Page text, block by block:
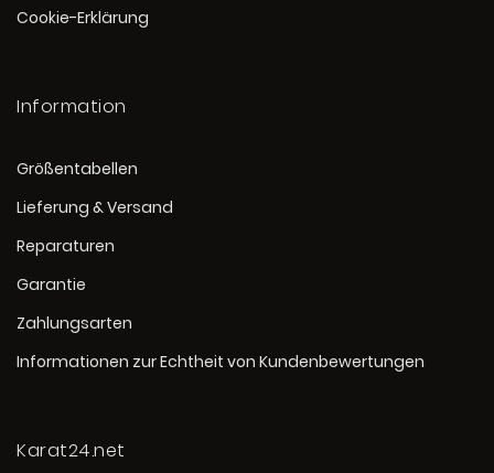
Cookie-Erklärung
Information
Größentabellen
Lieferung & Versand
Reparaturen
Garantie
Zahlungsarten
Informationen zur Echtheit von Kundenbewertungen
Karat24.net